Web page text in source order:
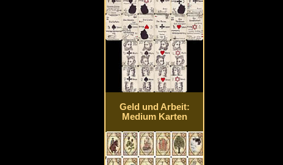
Geld und Arbeit:
Medium Karten